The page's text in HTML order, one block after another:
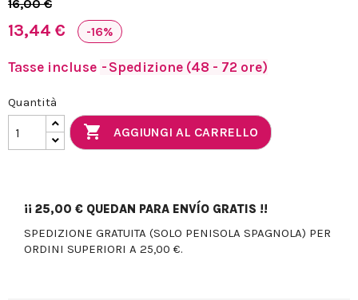
16,00 €
13,44 € -16%
Tasse incluse Spedizione (48 - 72 ore)
Quantità
 AGGIUNGI AL CARRELLO
¡¡ 25,00 € QUEDAN PARA ENVÍO GRATIS !!
SPEDIZIONE GRATUITA (SOLO PENISOLA SPAGNOLA) PER
ORDINI SUPERIORI A 25,00 €.